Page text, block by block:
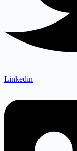
Linkedin